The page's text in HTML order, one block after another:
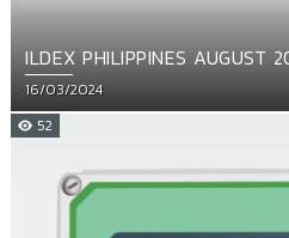
ILDEX PHILIPPINES AUGUST
Posted
on
16/03/2024
52